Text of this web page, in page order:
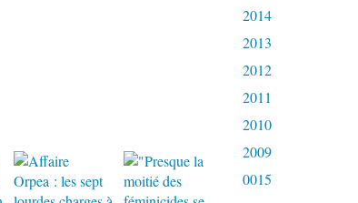
2014
2013
2012
2011
2010
2009
0015